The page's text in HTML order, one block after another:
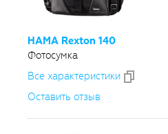
HAMA Rexton 140
Фотосумка
Все xарактеристики
Оставить отзыв